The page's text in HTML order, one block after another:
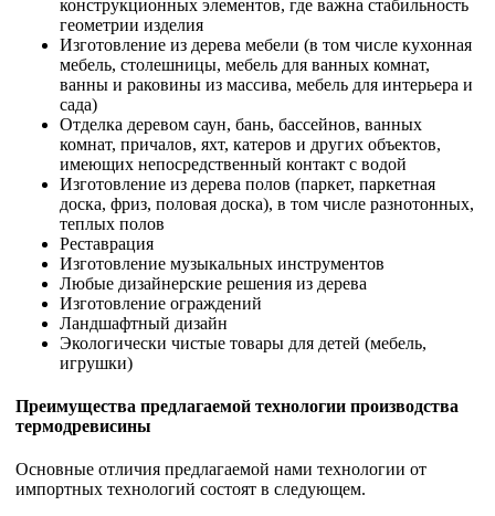
конструкционных элементов, где важна стабильность
геометрии изделия
Изготовление из дерева мебели (в том числе кухонная
мебель, столешницы, мебель для ванных комнат,
ванны и раковины из массива, мебель для интерьера и
сада)
Отделка деревом саун, бань, бассейнов, ванных
комнат, причалов, яхт, катеров и других объектов,
имеющих непосредственный контакт с водой
Изготовление из дерева полов (паркет, паркетная
доска, фриз, половая доска), в том числе разнотонных,
теплых полов
Реставрация
Изготовление музыкальных инструментов
Любые дизайнерские решения из дерева
Изготовление ограждений
Ландшафтный дизайн
Экологически чистые товары для детей (мебель,
игрушки)
Преимущества предлагаемой технологии производства
термодревисины
Основные отличия предлагаемой нами технологии от
импортных технологий состоят в следующем.